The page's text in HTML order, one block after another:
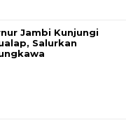
Jambi Kunjungi
Salurkan